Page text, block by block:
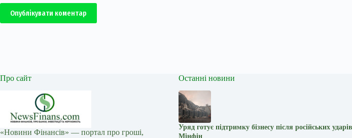
Опублікувати коментар
Про сайт
«Новини Фінансів» — портал про гроші,
Останні новини
Уряд готує підтримку бізнесу після російських
Мінфін